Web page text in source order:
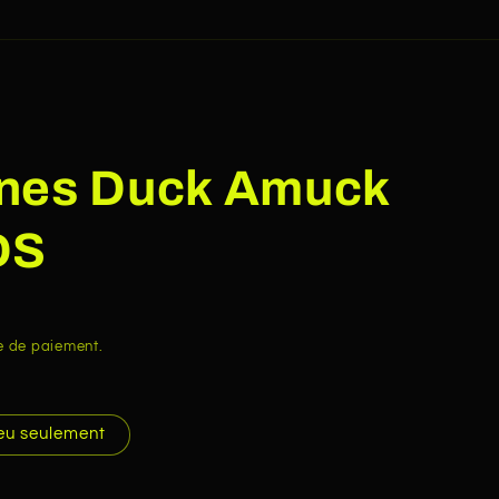
Duck Amuck
de paiement.
seulement